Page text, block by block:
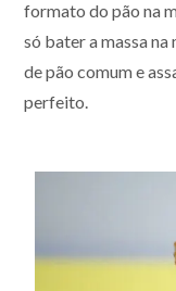
formato do pão na
só bater a massa
de pão comum e
perfeito.